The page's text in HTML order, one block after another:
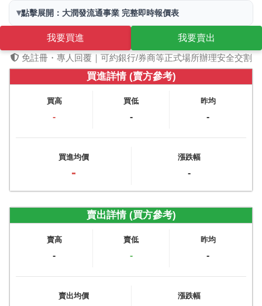
▾點擊展開：大潤發流通事業 完整即時報價表
我要買進
我要賣出
免註冊・專人回覆｜可約銀行/券商等正式場所辦理安全交割
買進詳情 (賣方參考)
買高
-
買低
-
昨均
-
買進均價
-
漲跌幅
-
賣出詳情 (買方參考)
賣高
-
賣低
-
昨均
-
賣出均價 漲跌幅